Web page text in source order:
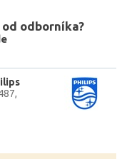
odborníka?